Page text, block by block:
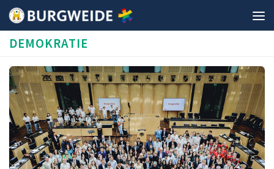
Unter dem Inhalt
DEMOKRATIE